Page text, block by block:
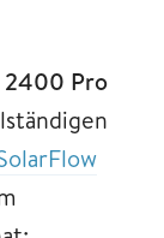
2400 Pro